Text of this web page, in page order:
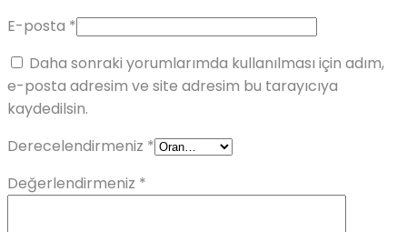
E-posta *
Daha sonraki yorumlarımda kullanılması için adım,
e-posta adresim ve site adresim bu tarayıcıya
kaydedilsin.
Derecelendirmeniz *
Değerlendirmeniz *